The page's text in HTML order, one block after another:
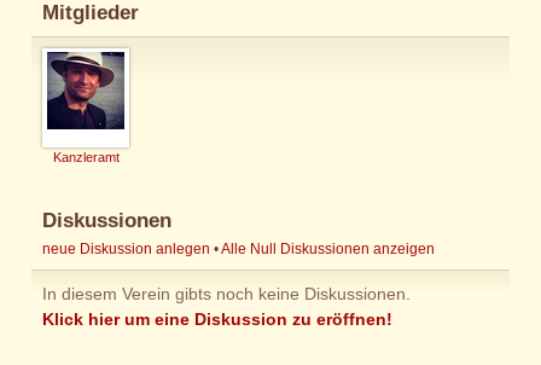
Mitglieder
Kanzleramt
Diskussionen
neue Diskussion anlegen •Alle Null Diskussionen anzeigen
In diesem Verein gibts noch keine Diskussionen.
Klick hier um eine Diskussion zu eröffnen!